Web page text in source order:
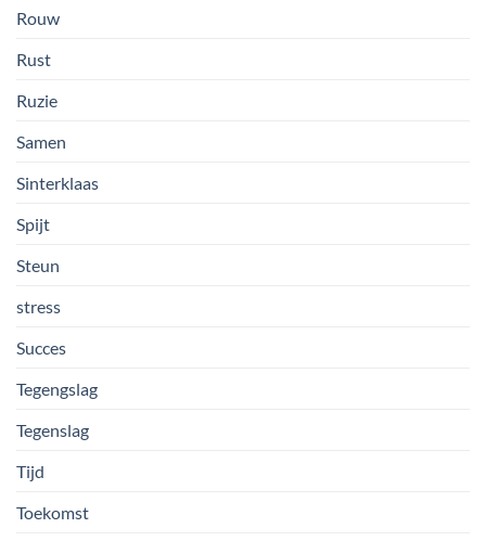
Rouw
Rust
Ruzie
Samen
Sinterklaas
Spijt
Steun
stress
Succes
Tegengslag
Tegenslag
Tijd
Toekomst